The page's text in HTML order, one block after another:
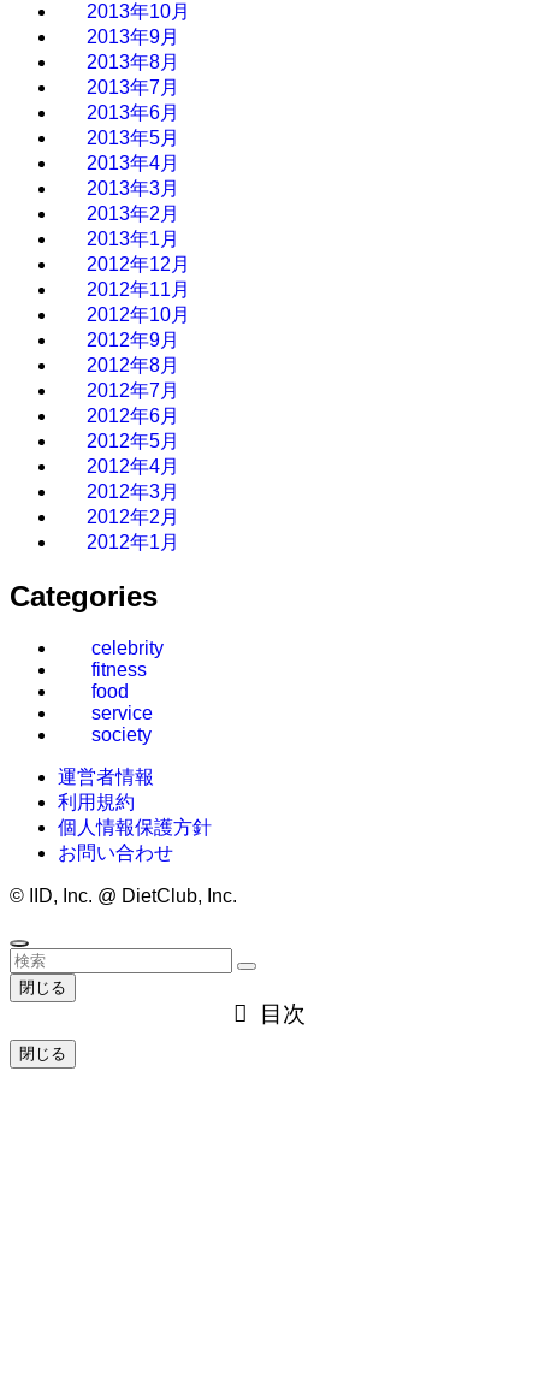
2013年10月
2013年9月
2013年8月
2013年7月
2013年6月
2013年5月
2013年4月
2013年3月
2013年2月
2013年1月
2012年12月
2012年11月
2012年10月
2012年9月
2012年8月
2012年7月
2012年6月
2012年5月
2012年4月
2012年3月
2012年2月
2012年1月
Categories
celebrity
fitness
food
service
society
運営者情報
利用規約
個人情報保護方針
お問い合わせ
© IID, Inc. @ DietClub, Inc.
閉じる
目次
閉じる